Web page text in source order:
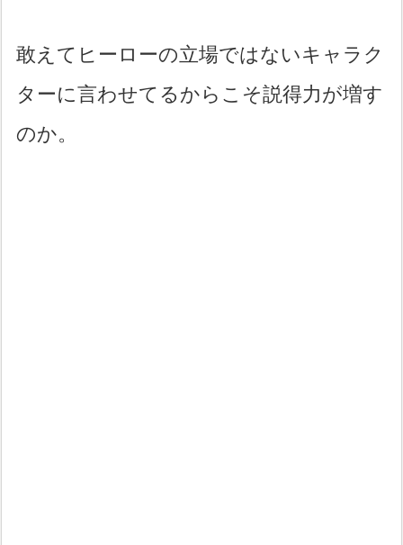
敢えてヒーローの立場ではないキャラク
ターに言わせてるからこそ説得力が増す
のか。